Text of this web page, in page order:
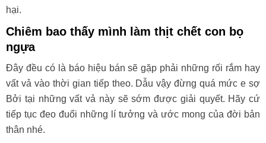
hại.
Chiêm bao thấy mình làm thịt chết con bọ
ngựa
Đây đều có là báo hiệu bán sẽ gặp phải những rối rắm hay
vất vả vào thời gian tiếp theo. Dẫu vậy đừng quá mức e sợ
Bởi tại những vất vả này sẽ sớm được giải quyết. Hãy cứ
tiếp tục đeo đuổi những lí tưởng và ước mong của đời bản
thân nhé.